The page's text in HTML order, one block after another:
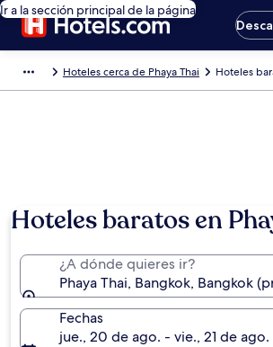
Ir a la sección principal de la página
Hoteles cerca de Phaya Thai Hoteles
Hoteles baratos en
¿A dónde quieres ir?
Phaya Thai, Bangkok, Bangkok
Fechas
jue., 20 de ago. - vie., 21 de ago.